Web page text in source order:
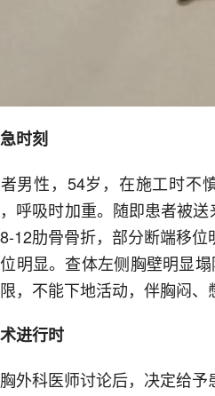
时刻
男性，54岁，在施工时不
呼吸时加重。随即患者被
12肋骨骨折，部分断端移位
明显。查体左侧胸壁明显
，不能下地活动，伴胸闷、
进行时
外科医师讨论后，决定给予